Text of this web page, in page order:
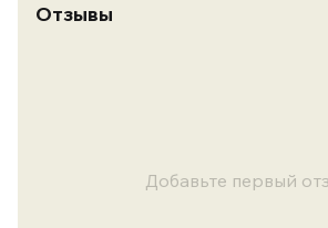
Отзывы
Добавьте первый